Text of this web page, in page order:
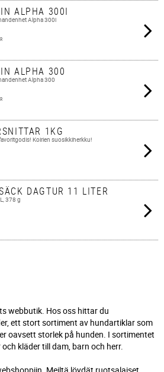
ALPHA 300I
Alpha 300i
ALPHA 300
Alpha 300
1KG
Koirien suosikkiherkku!
DAGTUR 11 LITER
378 g
webbutik. Hos oss hittar du
ett stort sortiment av hundartiklar som
oavsett storlek på hunden. I sortimentet
kläder till dam, barn och herr.